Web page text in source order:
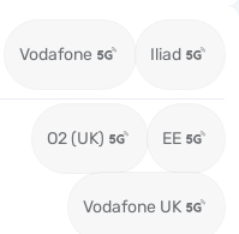
Vodafone Iliad
O2 (UK) EE
Vodafone UK